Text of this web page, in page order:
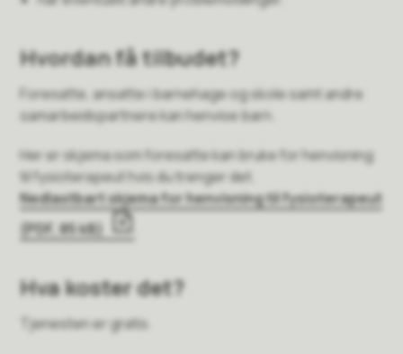
Hvordan få tilbudet?
Foresatte, ansatte i barnehage og skole samt andre
samarbeidspartnere kan henvise barn.
Her er skjema som foresatte kan bruke for henvisning
til fysioterapeut hvis du trenger det.
Nedlastbart skjema for henvisning til fysioterapeut
(PDF, 85 kB)
Hva koster det?
Tjenesten er gratis.